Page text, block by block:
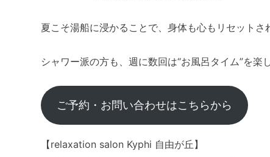
夏こそ湯船に浸かることで、身体も心もリセット
シャワー派の方も、週に数回は“お風呂タイム”を楽
ご予約・お問い合わせはこちらから
【relaxation salon Kyphi 自由が丘】